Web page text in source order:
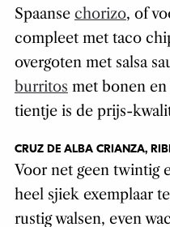
Spaanse chorizo, of
compleet met taco
overgoten met salsa
burritos met bonen
tientje is de prijs-
CRUZ DE ALBA CRIANZA,
Voor net geen twintig
heel sjiek exemplaar
rustig walsen, even